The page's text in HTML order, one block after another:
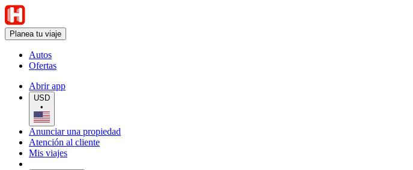
Planea tu viaje
Autos
Ofertas
Abrir app
USD
•
Anunciar una propiedad
Atención al cliente
Mis viajes